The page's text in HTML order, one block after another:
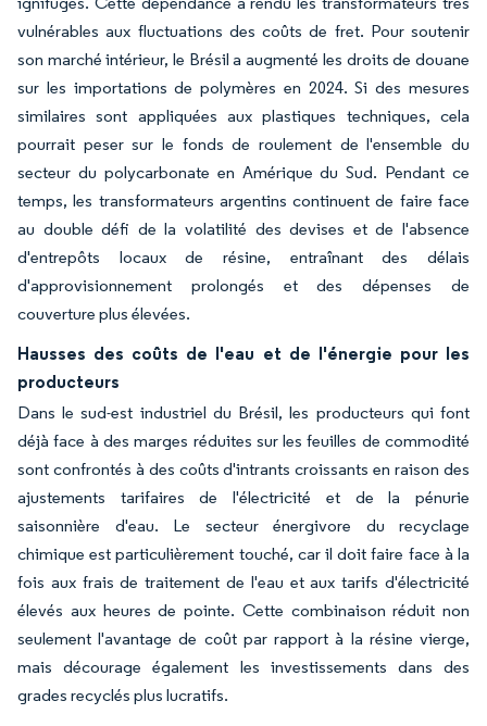
vulnérables aux fluctuations des coûts de fret. Pour soutenir
son marché intérieur, le Brésil a augmenté les droits de douane
sur les importations de polymères en 2024. Si des mesures
similaires sont appliquées aux plastiques techniques, cela
pourrait peser sur le fonds de roulement de l'ensemble du
secteur du polycarbonate en Amérique du Sud. Pendant ce
temps, les transformateurs argentins continuent de faire face
au double défi de la volatilité des devises et de l'absence
d'entrepôts locaux de résine, entraînant des délais
d'approvisionnement prolongés et des dépenses de
couverture plus élevées.
Hausses des coûts de l'eau et de l'énergie pour les
producteurs
Dans le sud-est industriel du Brésil, les producteurs qui font
déjà face à des marges réduites sur les feuilles de commodité
sont confrontés à des coûts d'intrants croissants en raison des
ajustements tarifaires de l'électricité et de la pénurie
saisonnière d'eau. Le secteur énergivore du recyclage
chimique est particulièrement touché, car il doit faire face à la
fois aux frais de traitement de l'eau et aux tarifs d'électricité
élevés aux heures de pointe. Cette combinaison réduit non
seulement l'avantage de coût par rapport à la résine vierge,
mais décourage également les investissements dans des
grades recyclés plus lucratifs.